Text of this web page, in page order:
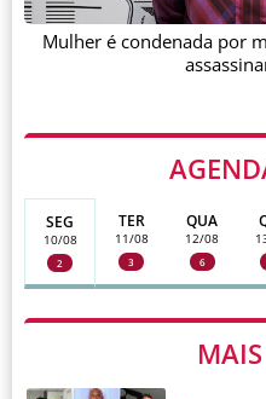
SEG
10/08
2
TER
11/08
3
QUA
12/08
6
Mulher é condenada por